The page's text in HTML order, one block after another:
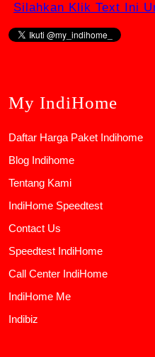
Silahkan Klik Text Ini
My IndiHome
Daftar Harga Paket Indihome
Blog Indihome
Tentang Kami
IndiHome Speedtest
Contact Us
Speedtest IndiHome
Call Center IndiHome
IndiHome Me
Indibiz